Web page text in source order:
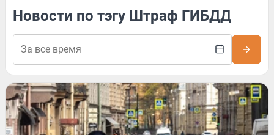
Новости по тэгу Штраф ГИБДД